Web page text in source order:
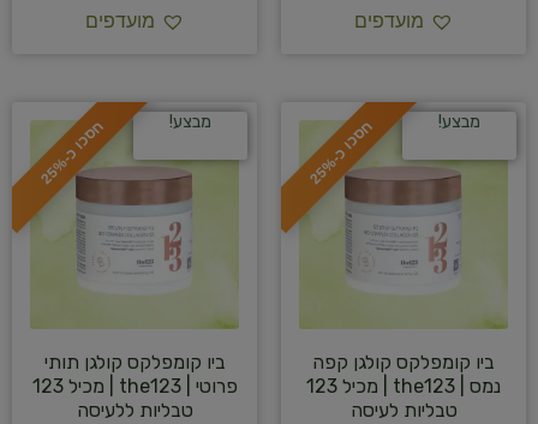
מועדפים מועדפים
ח
ס
כ
ו
כ
-
2
5
% מבצע!
ביו קומפלקס קולגן קפה
נמס | the123 | מכיל 123
טבליות לעיסה
ח
ס
כ
ו
כ
-
2
5
% מבצע!
ביו קומפלקס קולגן תותי
פרוטי | the123 | מכיל 123
טבליות ללעיסה